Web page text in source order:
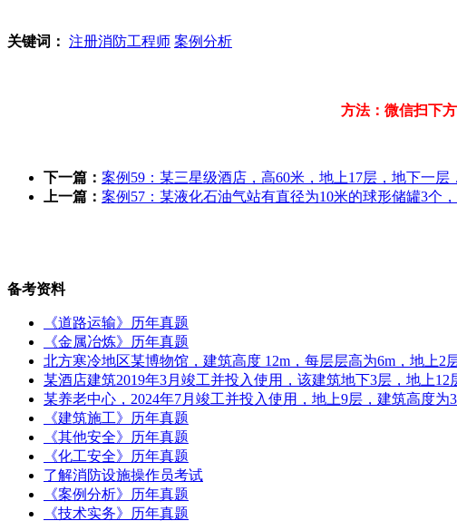
关键词： 注册消防工程师 案例分析
方法：微信扫下
下一篇： 案例59：某三星级酒店，高60米，地上17层，地下一层
上一篇： 案例57：某液化石油气站有直径为10米的球形储罐3个
备考资料
《道路运输》历年真题
《金属冶炼》历年真题
北方寒冷地区某博物馆，建筑高度 12m，每层层高为6m，地上2
某酒店建筑2019年3月竣工并投入使用，该建筑地下3层，地上
某养老中心，2024年7月竣工并投入使用，地上9层，建筑高度为
《建筑施工》历年真题
《其他安全》历年真题
《化工安全》历年真题
了解消防设施操作员考试
《案例分析》历年真题
《技术实务》历年真题